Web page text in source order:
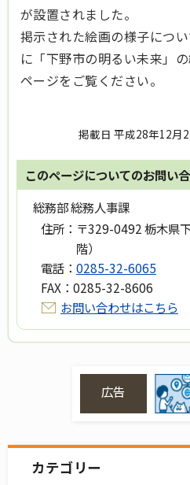
が設置されました。
掲示された絵画の様子につ
に「下野市の明るい未来」
ページをご覧ください。
掲載日 平成28年12月
このページについてのお問い
総務部 総務人事課
住所： 〒329-0492 栃木県
階）
電話： 0285-32-6065
FAX： 0285-32-8606
お問い合わせはこちら
広告
カテゴリー